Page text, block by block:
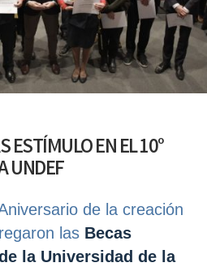
ESTÍMULO EN EL 10°
UNDEF
de la creación
las Becas
la Universidad de la